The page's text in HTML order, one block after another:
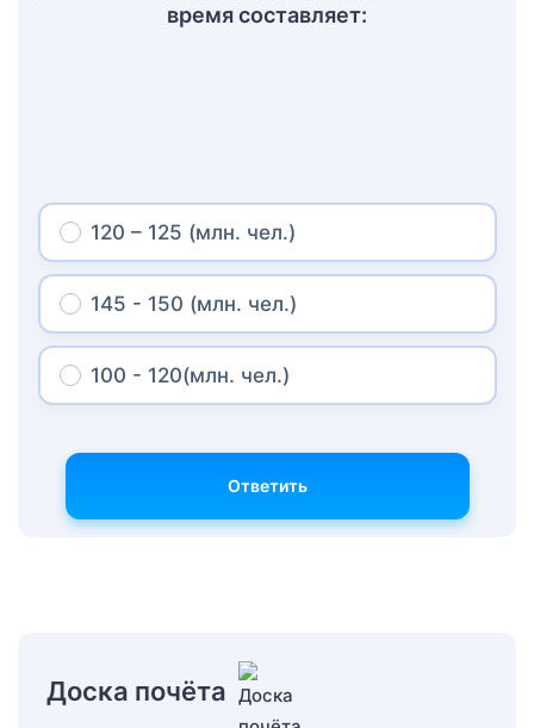
время составляет:
120 – 125 (млн. чел.)
145 - 150 (млн. чел.)
100 - 120(млн. чел.)
Ответить
Доска почёта